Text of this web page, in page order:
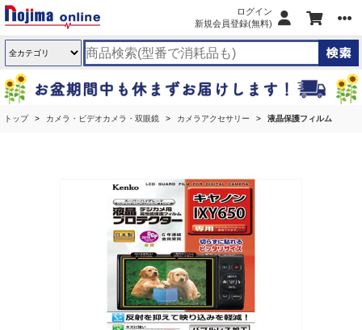
ログイン
新規会員登録(無料)
トップ カメラ・ビデオカメラ・双眼鏡 カメラアクセサリー 液晶保護フィルム